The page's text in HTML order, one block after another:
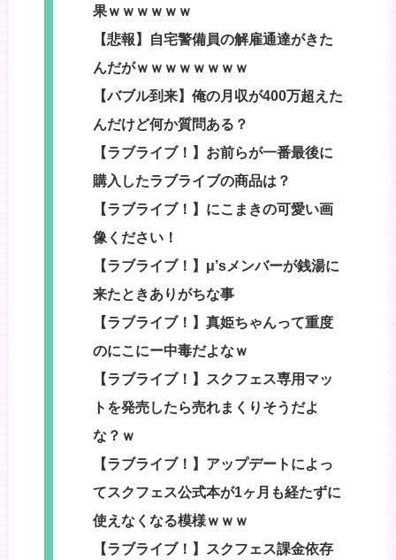
果ｗｗｗｗｗｗ
【悲報】自宅警備員の解雇通達がきた
んだがｗｗｗｗｗｗｗｗ
【バブル到来】俺の月収が400万超えた
んだけど何か質問ある？
【ラブライブ！】お前らが一番最後に
購入したラブライブの商品は？
【ラブライブ！】にこまきの可愛い画
像ください！
【ラブライブ！】μ’sメンバーが銭湯に
来たときありがちな事
【ラブライブ！】真姫ちゃんって重度
のにこにー中毒だよなｗ
【ラブライブ！】スクフェス専用マッ
トを発売したら売れまくりそうだよ
な？ｗ
【ラブライブ！】アップデートによっ
てスクフェス公式本が1ヶ月も経たずに
使えなくなる模様ｗｗｗ
【ラブライブ！】スクフェス課金依存